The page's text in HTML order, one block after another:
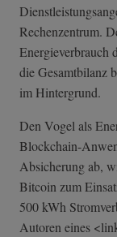
Rechenzentrum.
Energieverbrauch
die Gesamtbilanz
im Hintergrund.
Den Vogel als
Blockchain-
Absicherung ab,
Bitcoin zum
500 kWh
Autoren eines